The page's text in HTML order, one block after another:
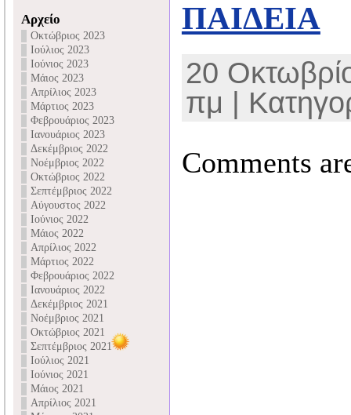
Αρχείο
Οκτώβριος 2023
Ιούλιος 2023
Ιούνιος 2023
Μάιος 2023
Απρίλιος 2023
Μάρτιος 2023
Φεβρουάριος 2023
Ιανουάριος 2023
Δεκέμβριος 2022
Νοέμβριος 2022
Οκτώβριος 2022
Σεπτέμβριος 2022
Αύγουστος 2022
Ιούνιος 2022
Μάιος 2022
Απρίλιος 2022
Μάρτιος 2022
Φεβρουάριος 2022
Ιανουάριος 2022
Δεκέμβριος 2021
Νοέμβριος 2021
Οκτώβριος 2021
Σεπτέμβριος 2021
Ιούλιος 2021
Ιούνιος 2021
Μάιος 2021
Απρίλιος 2021
ΠΑΙΔΕΙΑ
20
πμ |
Comments